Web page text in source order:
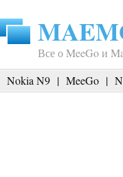
Все о MeeGo и
Nokia N9 | MeeGo |